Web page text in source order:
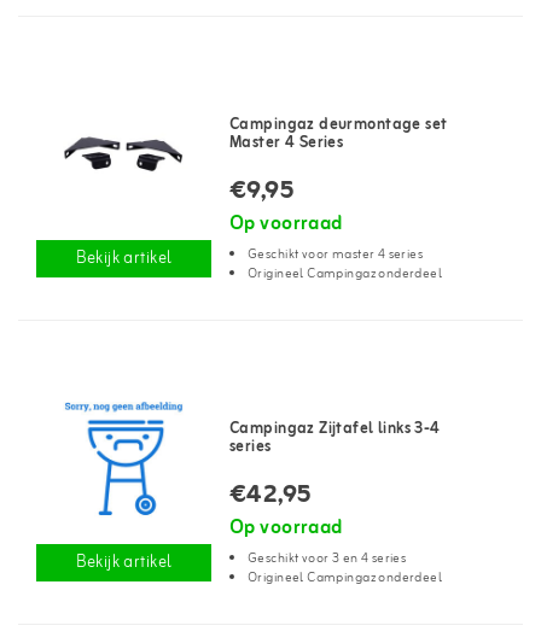
Bekijk artikel
Campingaz deurmontage set
Master 4 Series
€9,95
Op voorraad
Geschikt voor master 4 series
Origineel Campingaz onderdeel
Bekijk artikel
Campingaz Zijtafel links 3-4
series
€42,95
Op voorraad
Geschikt voor 3 en 4 series
Origineel Campingaz onderdeel